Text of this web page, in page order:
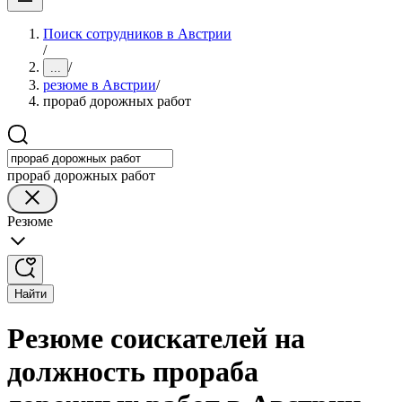
Поиск сотрудников в Австрии
/
... /
резюме в Австрии/
прораб дорожных работ
прораб дорожных работ
Резюме
Найти
Резюме соискателей на
должность прораба